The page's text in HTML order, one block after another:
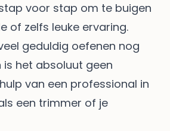
voor stap om te buigen
of zelfs leuke ervaring.
geduldig oefenen nog
is het absoluut geen
van een professional in
een trimmer of je